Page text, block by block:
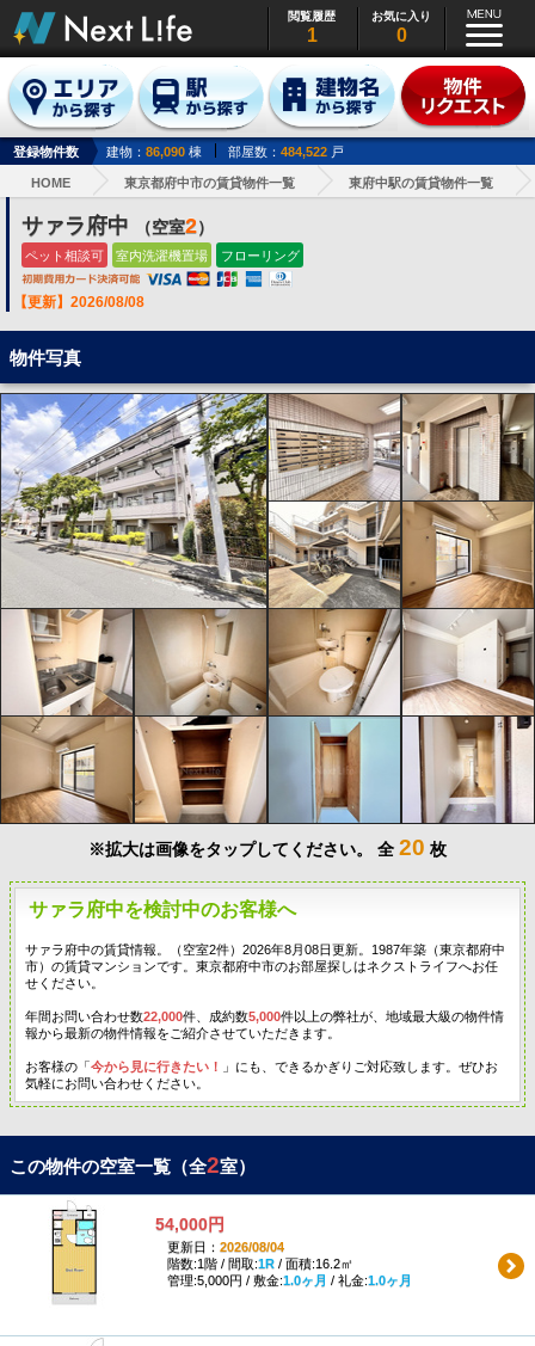
閲覧履歴
1
お気に入り
0
登録物件数 建物： 86,090 棟 部屋数： 484,522 戸
HOME 東京都府中市の賃貸物件一覧 東府中駅の賃貸物件一覧
サァラ府中 （空室2）
ペット相談可 室内洗濯機置場 フローリング
【更新】2026/08/08
物件写真
※拡大は画像をタップしてください。 全 20 枚
サァラ府中を検討中のお客様へ
サァラ府中の賃貸情報。（空室2件）2026年8月08日更新。1987年築（東京都府中
市）の賃貸マンションです。東京都府中市のお部屋探しはネクストライフへお任
せください。
年間お問い合わせ数22,000件、成約数5,000件以上の弊社が、地域最大級の物件情
報から最新の物件情報をご紹介させていただきます。
お客様の「今から見に行きたい！
」にも、できるかぎりご対応致します。ぜひお
気軽にお問い合わせください。
この物件の空室一覧（全2室）
54,000円
更新日： 2026/08/04
階数:1階 / 間取:1R/ 面積:16.2㎡
管理:5,000円 / 敷金:1.0ヶ月 / 礼金:1.0ヶ月